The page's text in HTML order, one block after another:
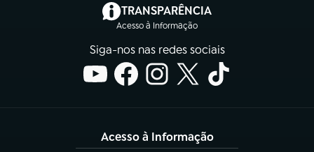
TRANSPARÊNCIA
Acesso à Informação
(abre em nova aba)
Siga-nos nas redes sociais
Acesso à Informação